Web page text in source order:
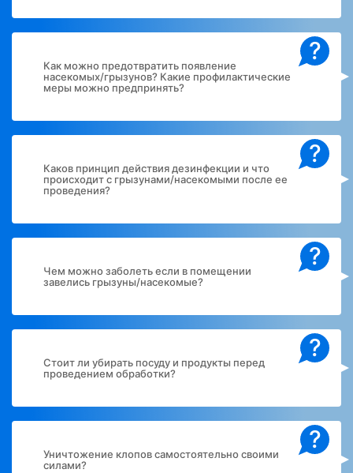
?
Как можно предотвратить появление
насекомых/грызунов? Какие профилактические
меры можно предпринять?
?
Каков принцип действия дезинфекции и что
происходит с грызунами/насекомыми после ее
проведения?
?
Чем можно заболеть если в помещении
завелись грызуны/насекомые?
?
Стоит ли убирать посуду и продукты перед
проведением обработки?
?
Уничтожение клопов самостоятельно своими
силами?